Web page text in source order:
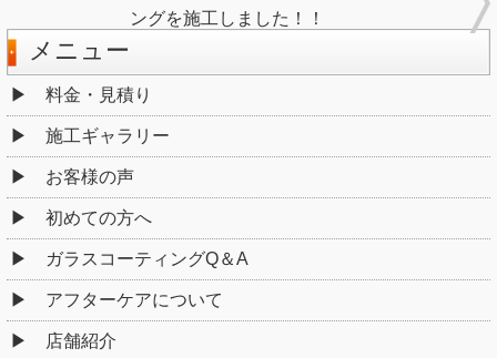
ングを施工しました！！
メニュー
料金・見積り
施工ギャラリー
お客様の声
初めての方へ
ガラスコーティングQ＆A
アフターケアについて
店舗紹介